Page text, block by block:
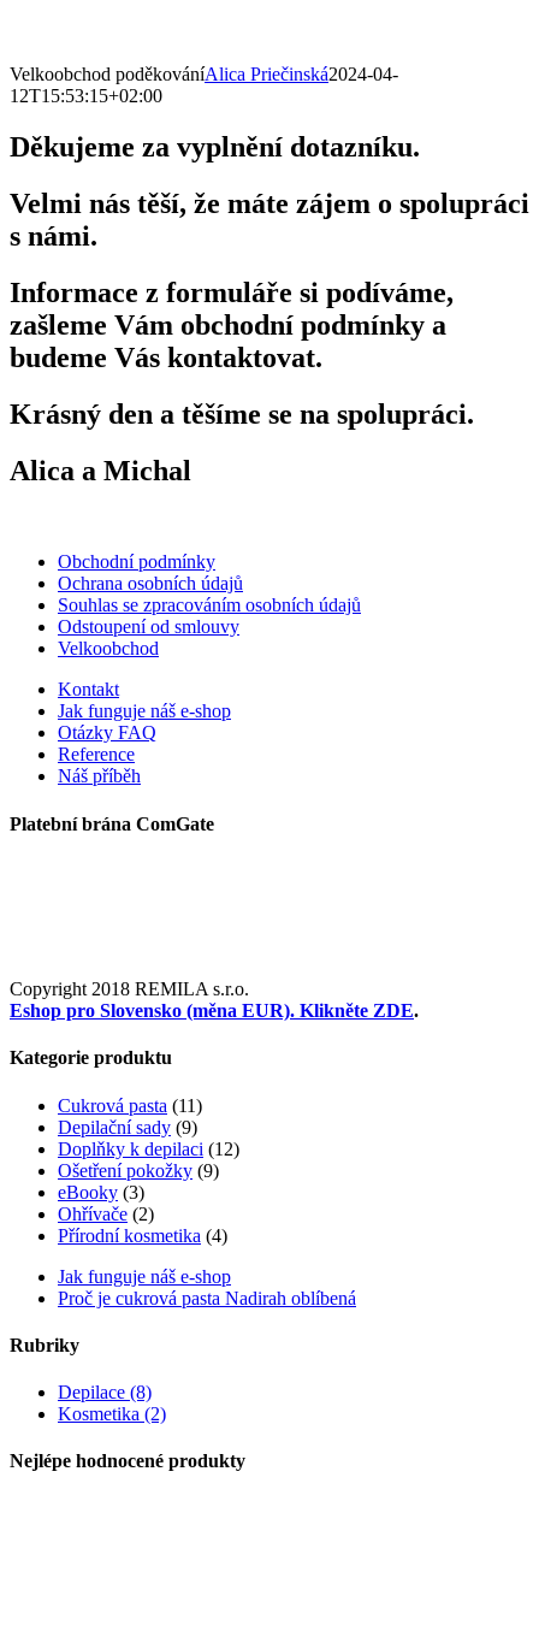
Velkoobchod poděkováníAlica Priečinská2024-04-
12T15:53:15+02:00
Děkujeme za vyplnění dotazníku.
Velmi nás těší, že máte zájem o spolupráci
s námi.
Informace z formuláře si podíváme,
zašleme Vám obchodní podmínky a
budeme Vás kontaktovat.
Krásný den a těšíme se na spolupráci.
Alica a Michal
Obchodní podmínky
Ochrana osobních údajů
Souhlas se zpracováním osobních údajů
Odstoupení od smlouvy
Velkoobchod
Kontakt
Jak funguje náš e-shop
Otázky FAQ
Reference
Náš příběh
Platební brána ComGate
Copyright 2018 REMILA s.r.o.
Facebook
YouTube
Toggle
Bar
Eshop pro Slovensko (měna EUR). Klikněte ZDE.
Kategorie produktu
Cukrová pasta (11)
Depilační sady (9)
Doplňky k depilaci (12)
Ošetření pokožky (9)
eBooky (3)
Ohřívače (2)
Přírodní kosmetika (4)
Jak funguje náš e-shop
Proč je cukrová pasta Nadirah oblíbená
Rubriky
Depilace (8)
Kosmetika (2)
Nejlépe hodnocené produkty